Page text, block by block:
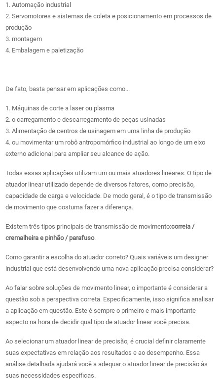
1. Automação industrial
2. Servomotores e sistemas de coleta e posicionamento em processos de
produção
3. montagem
4. Embalagem e paletização
De fato, basta pensar em aplicações como...
1. Máquinas de corte a laser ou plasma
2. o carregamento e descarregamento de peças usinadas
3. Alimentação de centros de usinagem em uma linha de produção
4. ou movimentar um robô antropomórfico industrial ao longo de um eixo
externo adicional para ampliar seu alcance de ação.
Todas essas aplicações utilizam um ou mais atuadores lineares. O tipo de
atuador linear utilizado depende de diversos fatores, como precisão,
capacidade de carga e velocidade. De modo geral, é o tipo de transmissão
de movimento que costuma fazer a diferença.
Existem três tipos principais de transmissão de movimento:correia /
cremalheira e pinhão / parafuso.
Como garantir a escolha do atuador correto? Quais variáveis ​​um designer
industrial que está desenvolvendo uma nova aplicação precisa considerar?
Ao falar sobre soluções de movimento linear, o importante é considerar a
questão sob a perspectiva correta. Especificamente, isso significa analisar
a aplicação em questão. Este é sempre o primeiro e mais importante
aspecto na hora de decidir qual tipo de atuador linear você precisa.
Ao selecionar um atuador linear de precisão, é crucial definir claramente
suas expectativas em relação aos resultados e ao desempenho. Essa
análise detalhada ajudará você a adequar o atuador linear de precisão às
suas necessidades específicas.